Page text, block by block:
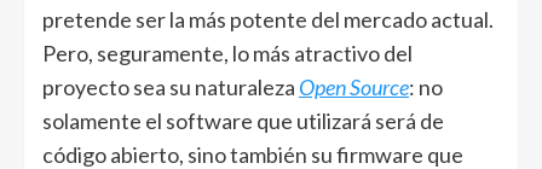
pretende ser la más potente del mercado actual.
Pero, seguramente, lo más atractivo del
proyecto sea su naturaleza Open Source: no
solamente el software que utilizará será de
código abierto, sino también su firmware que